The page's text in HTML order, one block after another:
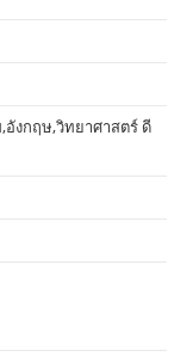
อังกฤษ,วิทยาศาสตร์ ดี